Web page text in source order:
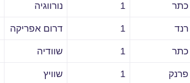
כתר 1 נורווגיה
רנד 1 דרום אפריקה
כתר 1 שוודיה
פרנק 1 שוויץ